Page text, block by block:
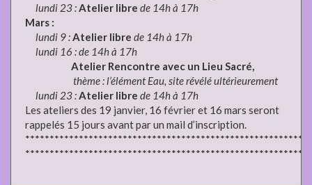
lundi 23 : Atelier libre de 14h à 17h
Mars :
lundi 9 : Atelier libre de 14h à 17h
lundi 16 : de 14h à 17h
Atelier Rencontre avec un Lieu Sacré,
thème : l’élément Eau, site révélé ultérieurement
lundi 23 : Atelier libre de 14h à 17h
Les ateliers des 19 janvier, 16 février et 16 mars seront
rappelés 15 jours avant par un mail d’inscription.